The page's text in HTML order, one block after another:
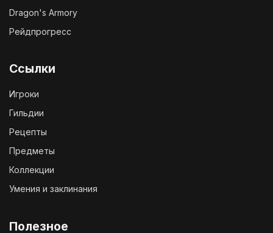
Dragon's Armory
Рейдпрогресс
Ссылки
Игроки
Гильдии
Рецепты
Предметы
Коллекции
Умения и заклинания
Полезное